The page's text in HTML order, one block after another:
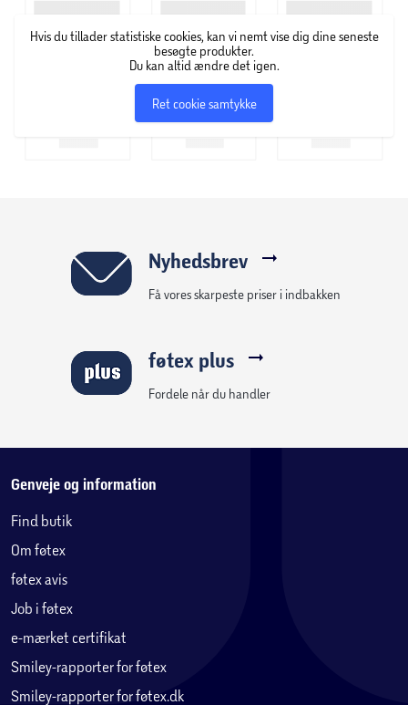
2-i-1 fodboldmål med vandfunktion
Kan tilsluttes haveslange for aktivering af
vandsprøjte
Solid målramme i metal
Kan bruges med eller uden vandtilslutning
1 fodbold
Hvis du tillader statistiske cookies, kan vi nemt vise dig dine seneste
besøgte produkter.
Du kan altid ændre det igen.
Ret cookie samtykke
Nyhedsbrev
Få vores skarpeste priser i indbakken
føtex plus
Fordele når du handler
Genveje og information
Find butik
Om føtex
føtex avis
Job i føtex
e-mærket certifikat
Smiley-rapporter for føtex
Smiley-rapporter for føtex.dk